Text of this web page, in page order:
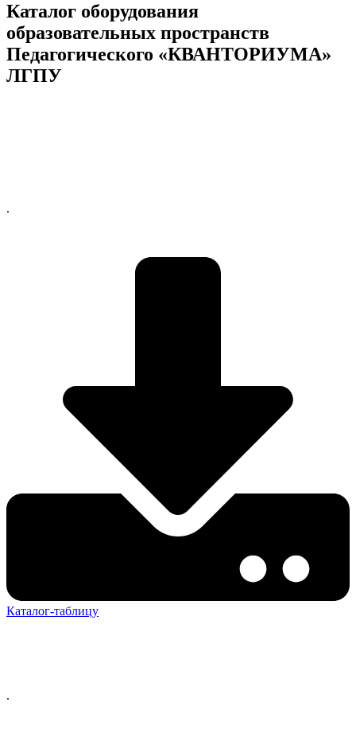
Каталог оборудования
образовательных пространств
Педагогического «КВАНТОРИУМА»
ЛГПУ
.
Каталог-таблицу
.